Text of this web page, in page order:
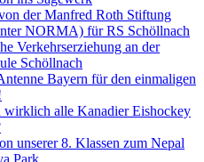
der Manfred Roth Stiftung
NORMA) für RS Schöllnach
Verkehrserziehung an der
Schöllnach
Bayern für den einmaligen
wirklich alle Kanadier Eishockey
unserer 8. Klassen zum Nepal
Park